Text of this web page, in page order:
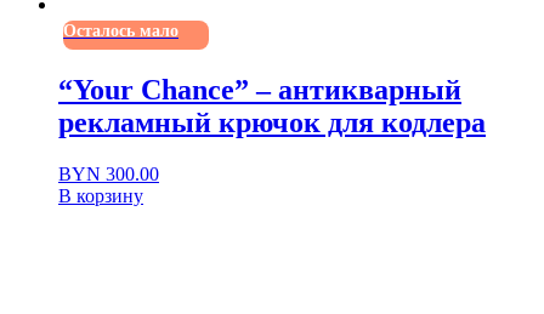
Осталось мало
“Your Chance” – антикварный
рекламный крючок для кодлера
BYN 300.00
В корзину